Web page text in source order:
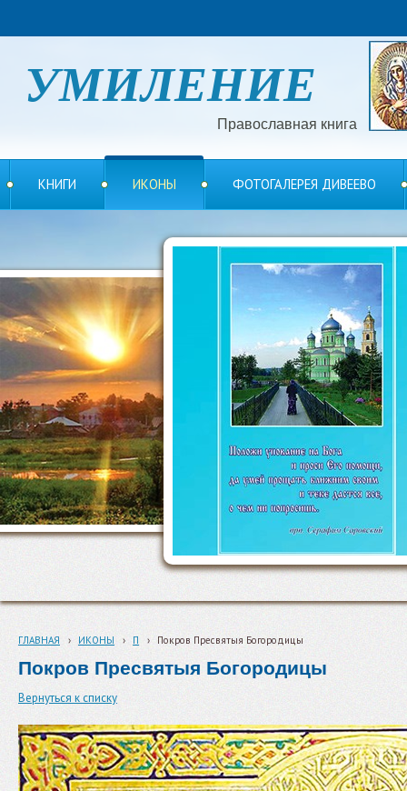
УМИЛЕНИЕ
Православная книга
КНИГИ ИКОНЫ ФОТОГАЛЕРЕЯ ДИВЕЕВО
ГЛАВНАЯ › ИКОНЫ › П › Покров Пресвятыя Богородицы
Покров Пресвятыя Богородицы
Вернуться к списку